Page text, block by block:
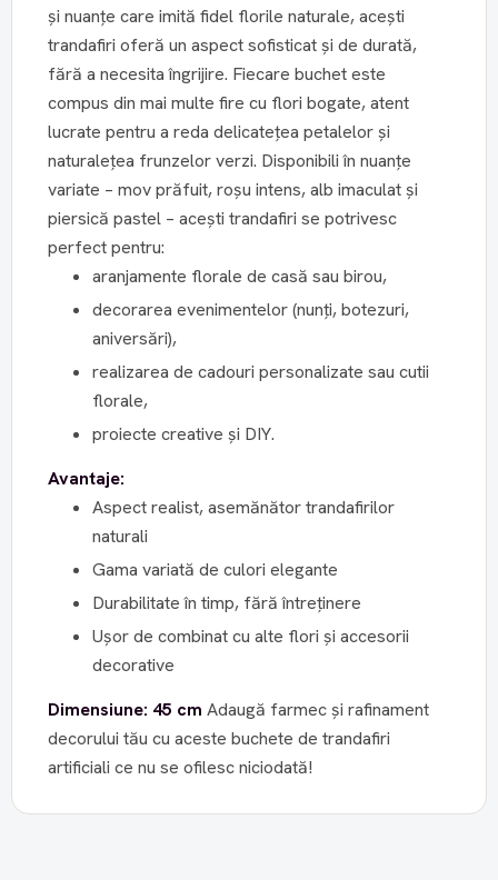
și nuanțe care imită fidel florile naturale, acești
trandafiri oferă un aspect sofisticat și de durată,
fără a necesita îngrijire. Fiecare buchet este
compus din mai multe fire cu flori bogate, atent
lucrate pentru a reda delicatețea petalelor și
naturalețea frunzelor verzi. Disponibili în nuanțe
variate – mov prăfuit, roșu intens, alb imaculat și
piersică pastel – acești trandafiri se potrivesc
perfect pentru:
aranjamente florale de casă sau birou,
decorarea evenimentelor (nunți, botezuri,
aniversări),
realizarea de cadouri personalizate sau cutii
florale,
proiecte creative și DIY.
Avantaje:
Aspect realist, asemănător trandafirilor
naturali
Gama variată de culori elegante
Durabilitate în timp, fără întreținere
Ușor de combinat cu alte flori și accesorii
decorative
Dimensiune: 45 cm Adaugă farmec și rafinament
decorului tău cu aceste buchete de trandafiri
artificiali ce nu se ofilesc niciodată!